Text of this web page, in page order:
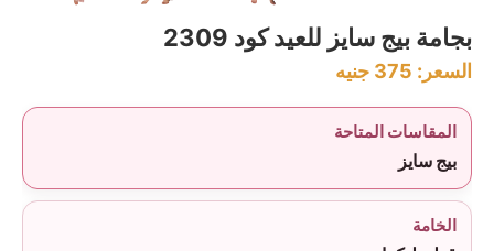
بجامة بيج سايز للعيد كود 2309
السعر: 375 جنيه
المقاسات المتاحة
بيج سايز
الخامة